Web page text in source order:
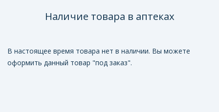
Наличие товара в аптеках
В настоящее время товара нет в наличии. Вы можете
оформить данный товар "под заказ".